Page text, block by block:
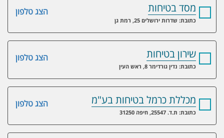
הצג טלפון מסד בטיחות
כתובת: שדרות ירושלים 25, רמת גן
הצג טלפון שירון בטיחות
כתובת: נדין גורדימר 8, ראש העין
הצג טלפון מכללת כרמל בטיחות בע"מ
כתובת: ת.ד. 25547, חיפה 31250